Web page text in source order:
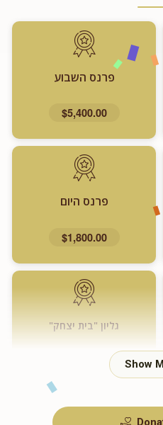
פרנס השבוע
$5,400.00
פרנס היום
$1,800.00
גליון "בית יצחק"